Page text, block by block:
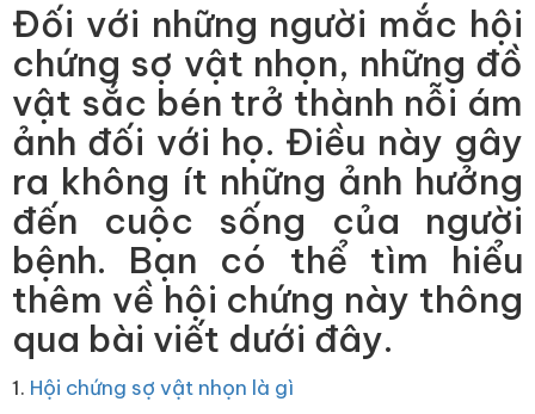
Đối với những người mắc hội
chứng sợ vật nhọn, những đồ
vật sắc bén trở thành nỗi ám
ảnh đối với họ. Điều này gây
ra không ít những ảnh hưởng
đến cuộc sống của người
bệnh. Bạn có thể tìm hiểu
thêm về hội chứng này thông
qua bài viết dưới đây.
1. Hội chứng sợ vật nhọn là gì